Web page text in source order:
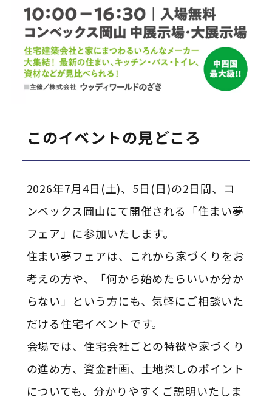
このイベントの見どころ
2026年7月4日(土)、5日(日)の2日間、コ
ンベックス岡山にて開催される「住まい夢
フェア」に参加いたします。
住まい夢フェアは、これから家づくりをお
考えの方や、「何から始めたらいいか分か
らない」という方にも、気軽にご相談いた
だける住宅イベントです。
会場では、住宅会社ごとの特徴や家づくり
の進め方、資金計画、土地探しのポイント
についても、分かりやすくご説明いたしま